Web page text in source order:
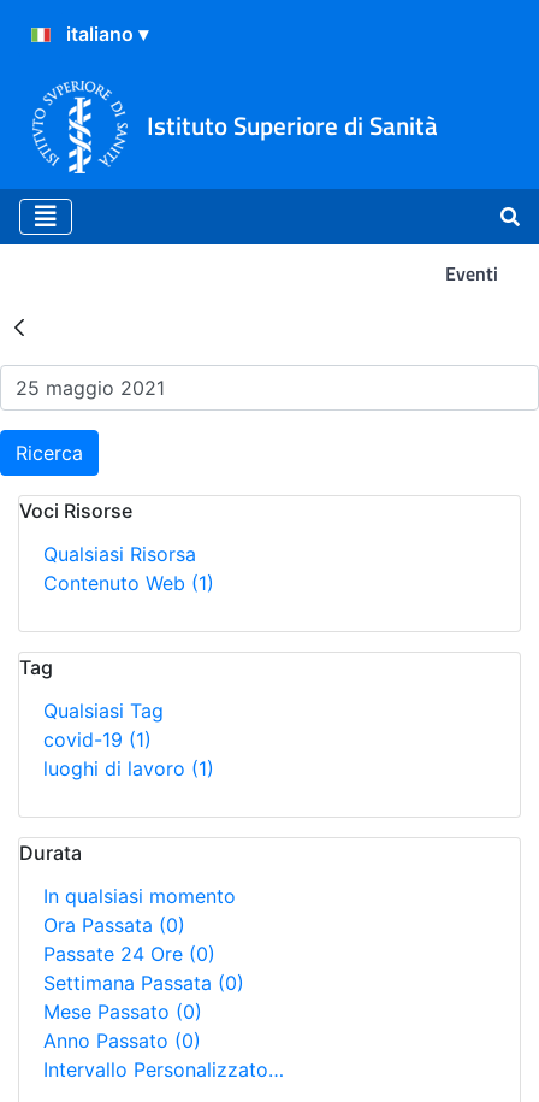
Istituto Superiore di Sanità
Eventi
Risultati della Ricerca -
Ricerca
Voci Risorse
Qualsiasi Risorsa
Contenuto Web (1)
Tag
Qualsiasi Tag
covid-19 (1)
luoghi di lavoro (1)
Durata
In qualsiasi momento
Ora Passata (0)
Passate 24 Ore (0)
Settimana Passata (0)
Mese Passato (0)
Anno Passato (0)
Intervallo Personalizzato…